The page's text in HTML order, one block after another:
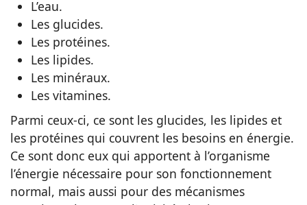
L’eau.
Les glucides.
Les protéines.
Les lipides.
Les minéraux.
Les vitamines.
Parmi ceux-ci, ce sont les glucides, les lipides et
les protéines qui couvrent les besoins en énergie.
Ce sont donc eux qui apportent à l’organisme
l’énergie nécessaire pour son fonctionnement
normal, mais aussi pour des mécanismes